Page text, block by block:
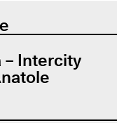
– Intercity